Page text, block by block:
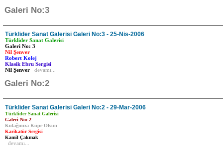
Galeri No:3
Türklider Sanat Galerisi Galeri No:3 - 25-Nis-2006
Türklider Sanat Galerisi
Galeri No: 3
Nil Şenver
Robert Kolej
Klasik Ebru Sergisi
Nil Şenver
devamı...
Galeri No:2
Türklider Sanat Galerisi Galeri No:2 - 29-Mar-2006
Türklider Sanat Galerisi
Galeri No: 2
Kulağınıza Küpe Olsun
Karikatür Sergisi
Kamil Çakmak
devamı...